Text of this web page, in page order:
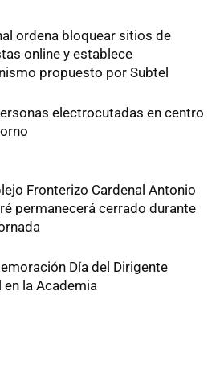
ordena bloquear sitios de
online y establece
propuesto por Subtel
electrocutadas en centro
Fronterizo Cardenal Antonio
permanecerá cerrado durante
Día del Dirigente
en la Academia